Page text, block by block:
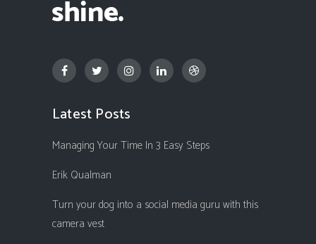
Latest Posts
Managing Your Time In 3 Easy Steps
Erik Qualman
Turn your dog into a social media guru with this
camera vest